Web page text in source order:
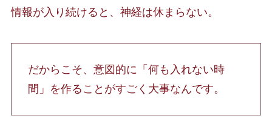
情報が入り続けると、神経は休まらない。
だからこそ、意図的に「何も入れない時
間」を作ることがすごく大事なんです。